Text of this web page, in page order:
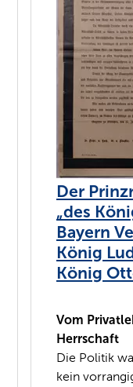
Der
„des
Bayern
König
König
Vom
Herrschaft
Die Politik
kein